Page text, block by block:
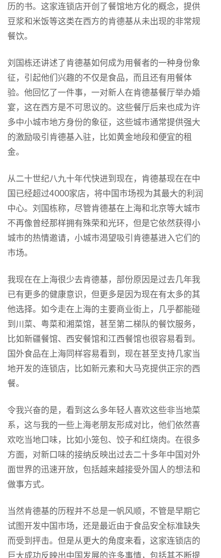
历的书。这家连锁店开创了餐馆地方化的概念，提供
豆浆和米饭等这类在西方的肯德基从未出现的非常规
餐饮。
刘国栋还讲述了肯德基如何成为用餐者的一种身份象
征，引起他们兴趣的不仅是食品，而且还有用餐体
验。他回忆了一件事，一对新人在肯德基餐厅举办婚
宴，这在西方是不可思议的。这些餐厅后来也成为许
多中小城市地方身份的象征，这些城市通常提供强大
的激励吸引肯德基入驻，比如黄金地段和便宜的租
金。
从二十世纪八九十年代快进到现在，肯德基现在在中
国已经超过4000家店，将中国市场视为其最大的利润
中心。刘国栋称，尽管肯德基在上海和北京等大城市
不再像曾经那样拥有殊荣和光环，但是它依然获得小
城市的热情邀请，小城市渴望吸引肯德基进入它们的
市场。
我现在在上海很少去肯德基，部份原因是过去几年我
已有更多的健康意识，但更多是因为现在有太多的其
他选择。如今走在上海的主要商业街上，几乎都能碰
到川菜、粤菜和湘菜馆，甚至第二梯队的餐饮服务，
比如新疆餐馆、西安餐馆和江西餐馆也很容易看到。
国外食品在上海同样容易看到，现在甚至支持几家当
地开发的连锁店，比如新元素和大马克提供正宗的西
餐。
令我兴奋的是，看到这么多年轻人喜欢这些非当地菜
系，这与我的一些上海老朋友形成对比，他们依然喜
欢吃当地口味，比如小笼包、饺子和红烧肉。在很多
方面，对新口味的接纳反映出过去二十多年中国对外
面世界的迅速开放，包括越来越接受外国人的想法和
做事方式。
当然肯德基的历程并不总是一帆风顺，不管是早期它
试图开发中国市场，还是最近由于食品安全标准缺失
而受到抨击。但是从更大的角度来看，这家连锁店的
巨大成功反映出中国发展的许多事情，包括其不断提